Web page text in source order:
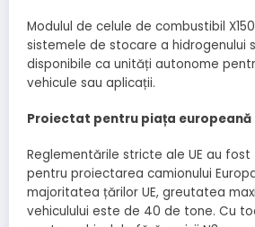
Modulul de celule de combustibil
sistemele de stocare a hidrogenului
disponibile ca unități autonome
vehicule sau aplicații.
Proiectat pentru piața europeană
Reglementările stricte ale UE au
pentru proiectarea camionului
majoritatea țărilor UE, greutatea
vehiculului este de 40 de tone. Cu